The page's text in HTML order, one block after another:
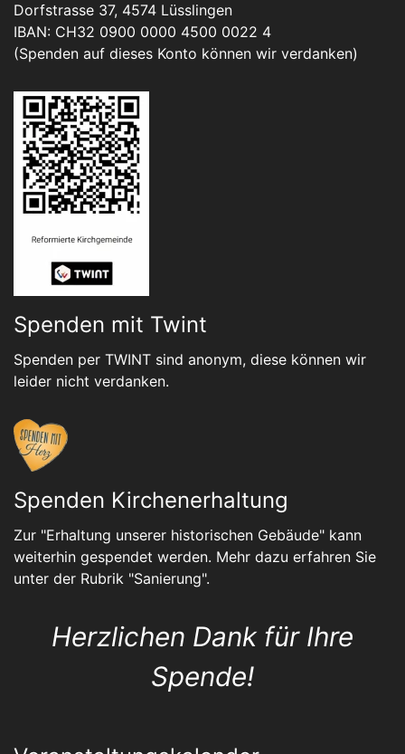
Dorfstrasse 37, 4574 Lüsslingen
IBAN: CH32 0900 0000 4500 0022 4
(Spenden auf dieses Konto können wir verdanken)
Spenden mit Twint
Spenden per TWINT sind anonym, diese können wir
leider nicht verdanken.
Spenden Kirchenerhaltung
Zur "Erhaltung unserer historischen Gebäude" kann
weiterhin gespendet werden. Mehr dazu erfahren Sie
unter der Rubrik "Sanierung".
Herzlichen Dank für Ihre
Spende!